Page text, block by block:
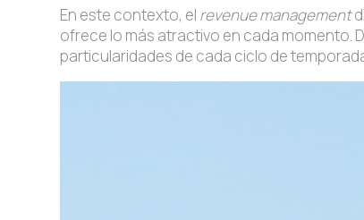
En este contexto, el revenue management
ofrece lo más atractivo en cada momento.
particularidades de cada ciclo de